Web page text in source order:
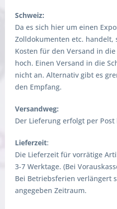
Schweiz:
Da es sich hier um einen
Zolldokumenten etc.
Kosten für den Versand in
hoch. Einen Versand in die
nicht an. Alternativ gibt es
den Empfang.
Versandweg:
Der Lieferung erfolgt per Post
Lieferzeit:
Die Lieferzeit für vorrätige
3-7 Werktage. (Bei
Bei Betriebsferien verlängert
angegeben Zeitraum.